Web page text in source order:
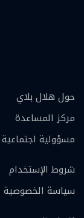
حول هلال بلاي
مركز المساعدة
مسؤولية اجتماعية
شروط الإستخدام
سياسة الخصوصية